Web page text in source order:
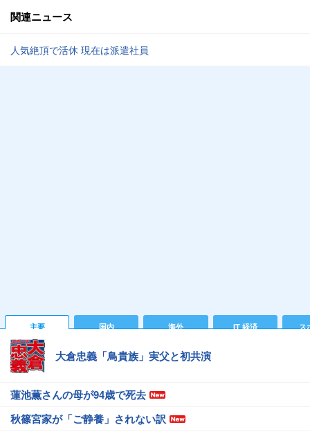
関連ニュース
人気絶頂で活休 現在は派遣社員
主要 国内 海外 IT 経済 ス
大倉忠義「鳥貴族」実父と初共演
蓮池薫さんの母が94歳で死去
秋篠宮家が「ご静養」されない訳